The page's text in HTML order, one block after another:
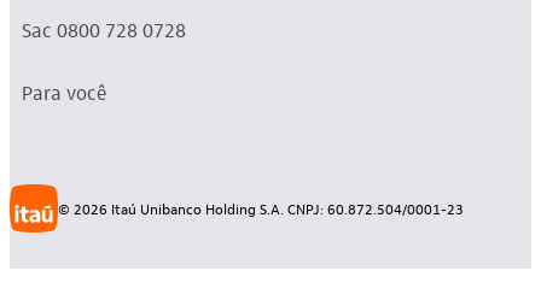
Sac 0800 728 0728
Para você
© 2026 Itaú Unibanco Holding S.A. CNPJ: 60.872.504/0001-23